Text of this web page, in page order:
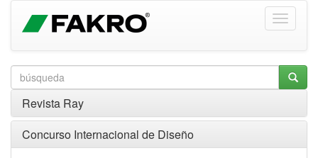
Revista Ray
Concurso Internacional de Diseño